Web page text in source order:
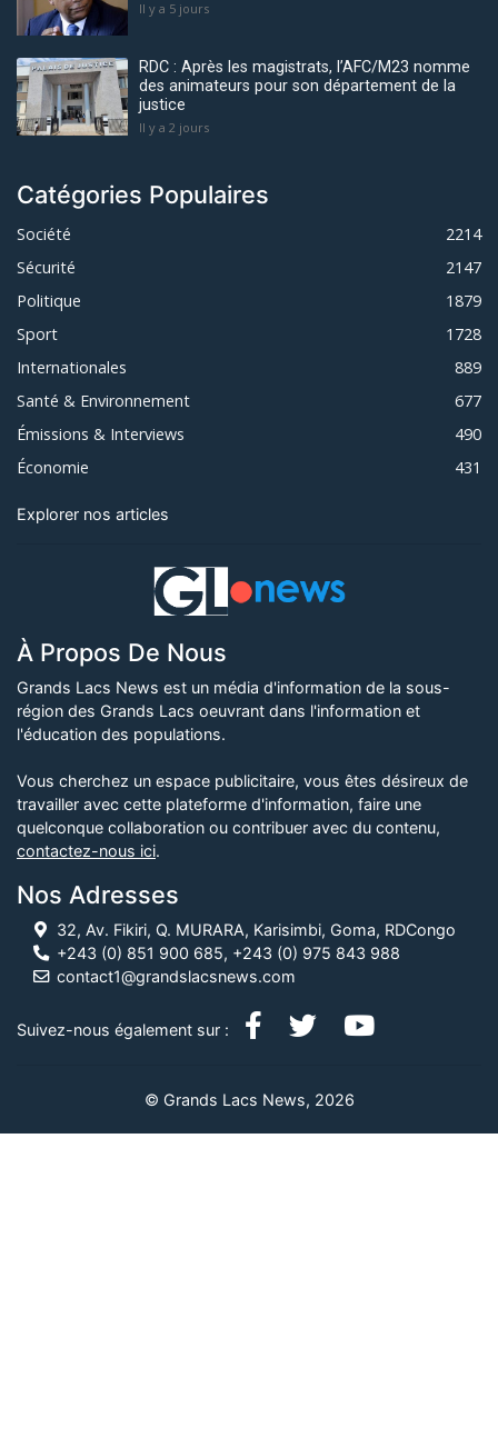
Il y a 5 jours
RDC : Après les magistrats, l’AFC/M23 nomme
des animateurs pour son département de la
justice
Il y a 2 jours
Catégories Populaires
Société
2214
Sécurité
2147
Politique
1879
Sport
1728
Internationales
889
Santé & Environnement
677
Émissions & Interviews
490
Économie
431
Explorer nos articles
À Propos De Nous
Grands Lacs News est un média d'information de la sous-
région des Grands Lacs oeuvrant dans l'information et
l'éducation des populations.
Vous cherchez un espace publicitaire, vous êtes désireux de
travailler avec cette plateforme d'information, faire une
quelconque collaboration ou contribuer avec du contenu,
contactez-nous ici.
Nos Adresses
32, Av. Fikiri, Q. MURARA, Karisimbi, Goma, RDCongo
+243 (0) 851 900 685, +243 (0) 975 843 988
contact1@grandslacsnews.com
Suivez-nous également sur :
© Grands Lacs News, 2026